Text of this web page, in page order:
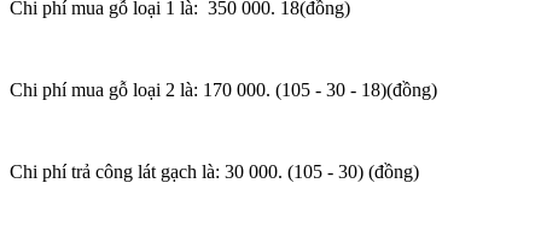
Chi phí mua gỗ loại 1 là: 350 000. 18(đồng)
Chi phí mua gỗ loại 2 là: 170 000. (105 - 30 - 18)(đồng)
Chi phí trả công lát gạch là: 30 000. (105 - 30) (đồng)